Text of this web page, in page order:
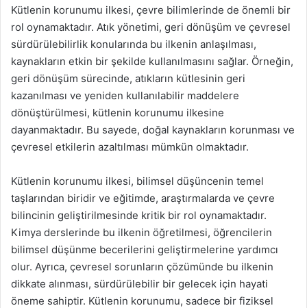
Kütlenin korunumu ilkesi, çevre bilimlerinde de önemli bir
rol oynamaktadır. Atık yönetimi, geri dönüşüm ve çevresel
sürdürülebilirlik konularında bu ilkenin anlaşılması,
kaynakların etkin bir şekilde kullanılmasını sağlar. Örneğin,
geri dönüşüm sürecinde, atıkların kütlesinin geri
kazanılması ve yeniden kullanılabilir maddelere
dönüştürülmesi, kütlenin korunumu ilkesine
dayanmaktadır. Bu sayede, doğal kaynakların korunması ve
çevresel etkilerin azaltılması mümkün olmaktadır.
Kütlenin korunumu ilkesi, bilimsel düşüncenin temel
taşlarından biridir ve eğitimde, araştırmalarda ve çevre
bilincinin geliştirilmesinde kritik bir rol oynamaktadır.
Kimya derslerinde bu ilkenin öğretilmesi, öğrencilerin
bilimsel düşünme becerilerini geliştirmelerine yardımcı
olur. Ayrıca, çevresel sorunların çözümünde bu ilkenin
dikkate alınması, sürdürülebilir bir gelecek için hayati
öneme sahiptir. Kütlenin korunumu, sadece bir fiziksel